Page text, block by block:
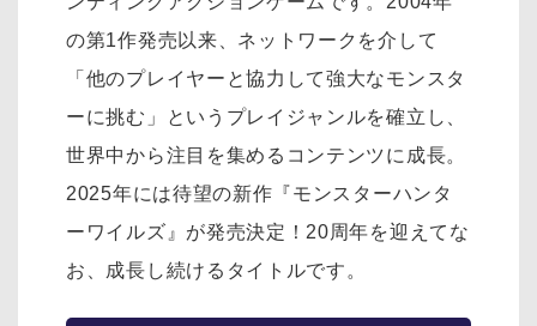
の第1作発売以来、ネットワークを介して
「他のプレイヤーと協力して強大なモンスタ
ーに挑む」というプレイジャンルを確立し、
世界中から注目を集めるコンテンツに成長。
2025年には待望の新作『モンスターハンタ
ーワイルズ』が発売決定！20周年を迎えてな
お、成長し続けるタイトルです。